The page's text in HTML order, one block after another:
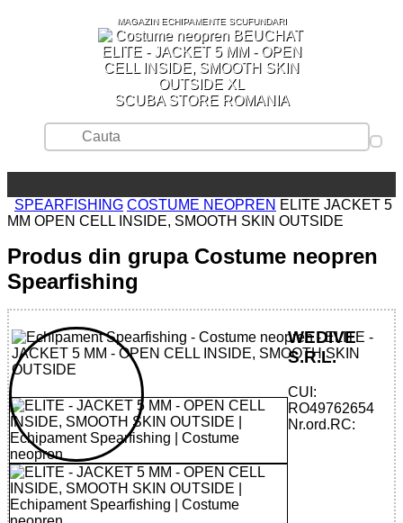
MAGAZIN ECHIPAMENTE SCUFUNDARI
SCUBA STORE ROMANIA
SPEARFISHING COSTUME NEOPREN ELITE JACKET 5
MM OPEN CELL INSIDE, SMOOTH SKIN OUTSIDE
Produs din grupa Costume neopren
Spearfishing
WEDIVE
S.R.L.
CUI:
RO49762654
Nr.ord.RC: